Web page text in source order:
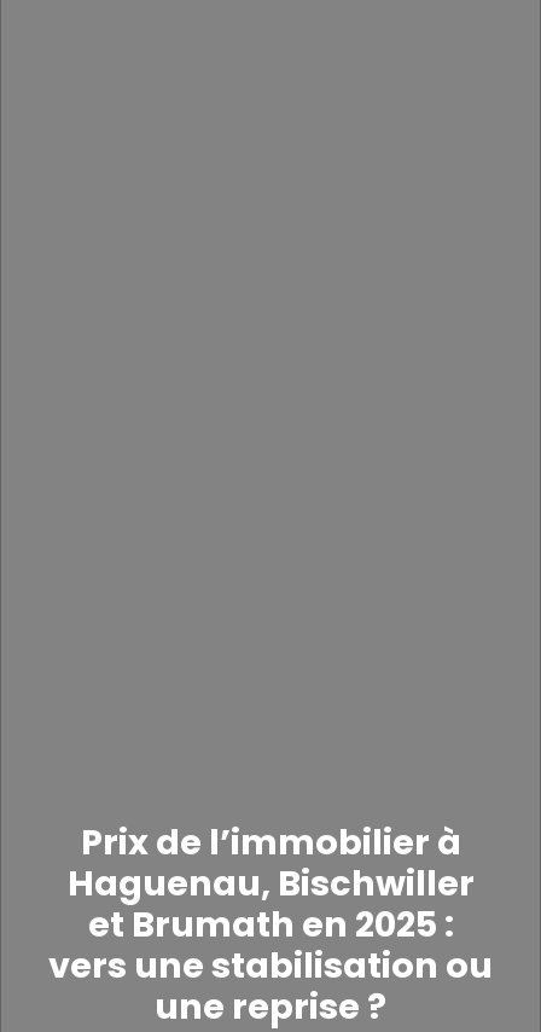
Prix de l’immobilier à
Haguenau, Bischwiller
et Brumath en 2025 :
vers une stabilisation ou
une reprise ?